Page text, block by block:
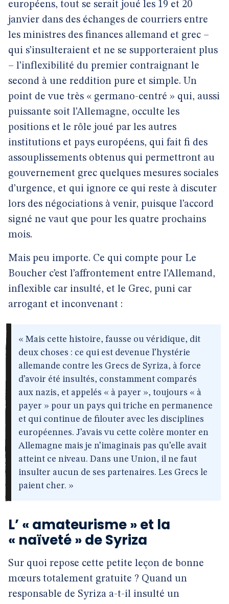
européens, tout se serait joué les 19 et 20
janvier dans des échanges de courriers entre
les ministres des finances allemand et grec –
qui s’insulteraient et ne se supporteraient plus
– l’inflexibilité du premier contraignant le
second à une reddition pure et simple. Un
point de vue très « germano-centré » qui, aussi
puissante soit l’Allemagne, occulte les
positions et le rôle joué par les autres
institutions et pays européens, qui fait fi des
assouplissements obtenus qui permettront au
gouvernement grec quelques mesures sociales
d’urgence, et qui ignore ce qui reste à discuter
lors des négociations à venir, puisque l’accord
signé ne vaut que pour les quatre prochains
mois.
Mais peu importe. Ce qui compte pour Le
Boucher c’est l’affrontement entre l’Allemand,
inflexible car insulté, et le Grec, puni car
arrogant et inconvenant :
« Mais cette histoire, fausse ou véridique, dit
deux choses : ce qui est devenue l’hystérie
allemande contre les Grecs de Syriza, à force
d’avoir été insultés, constamment comparés
aux nazis, et appelés « à payer », toujours « à
payer » pour un pays qui triche en permanence
et qui continue de filouter avec les disciplines
européennes. J’avais vu cette colère monter en
Allemagne mais je n’imaginais pas qu’elle avait
atteint ce niveau. Dans une Union, il ne faut
insulter aucun de ses partenaires. Les Grecs le
paient cher. »
L’ « amateurisme » et la
« naïveté » de Syriza
Sur quoi repose cette petite leçon de bonne
mœurs totalement gratuite ? Quand un
responsable de Syriza a-t-il insulté un